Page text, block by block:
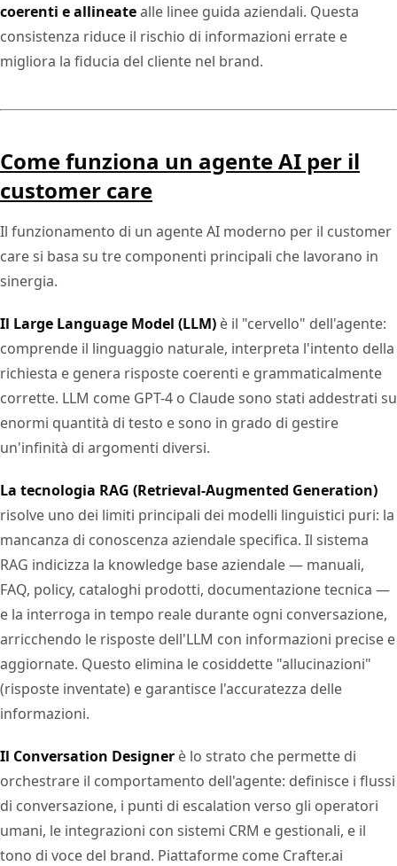
coerenti e allineatealle linee guida aziendali. Questa
consistenza riduce il rischio di informazioni errate e
migliora la fiducia del cliente nel brand.
Come funziona un agente AI per il
customer care
Il funzionamento di un agente AI moderno per il customer
care si basa su tre componenti principali che lavorano in
sinergia.
Il Large Language Model (LLM) è il "cervello" dell'agente:
comprende il linguaggio naturale, interpreta l'intento della
richiesta e genera risposte coerenti e grammaticalmente
corrette. LLM come GPT-4 o Claude sono stati addestrati su
enormi quantità di testo e sono in grado di gestire
un'infinità di argomenti diversi.
La tecnologia RAG (Retrieval-Augmented Generation)
risolve uno dei limiti principali dei modelli linguistici puri: la
mancanza di conoscenza aziendale specifica. Il sistema
RAG indicizza la knowledge base aziendale — manuali,
FAQ, policy, cataloghi prodotti, documentazione tecnica —
e la interroga in tempo reale durante ogni conversazione,
arricchendo le risposte dell'LLM con informazioni precise e
aggiornate. Questo elimina le cosiddette "allucinazioni"
(risposte inventate) e garantisce l'accuratezza delle
informazioni.
Il Conversation Designer è lo strato che permette di
orchestrare il comportamento dell'agente: definisce i flussi
di conversazione, i punti di escalation verso gli operatori
umani, le integrazioni con sistemi CRM e gestionali, e il
tono di voce del brand. Piattaforme come Crafter.ai